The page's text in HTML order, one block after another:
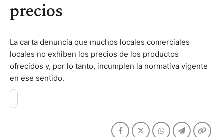
precios
La carta denuncia que muchos locales comerciales
locales no exhiben los precios de los productos
ofrecidos y, por lo tanto, incumplen la normativa vigente
en ese sentido.